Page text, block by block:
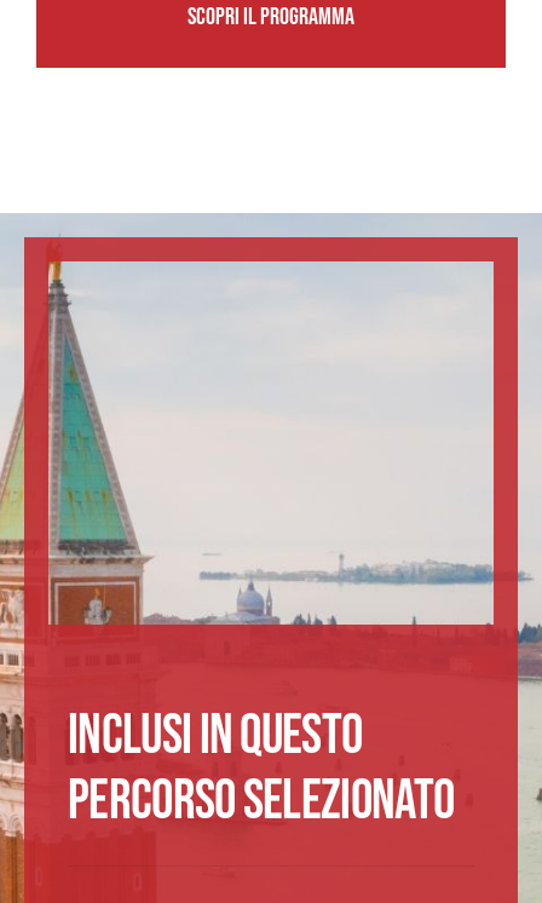
SCOPRI IL PROGRAMMA
INCLUSI IN QUESTO
PERCORSO SELEZIONATO